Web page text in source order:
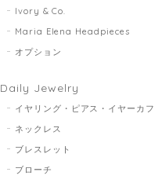
Ivory & Co.
Maria Elena Headpieces
オプション
Daily Jewelry
イヤリング・ピアス・イヤーカフ
ネックレス
ブレスレット
ブローチ